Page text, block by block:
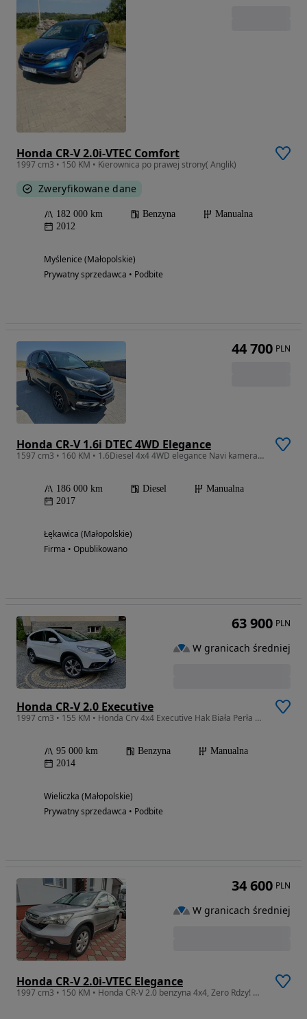
Honda CR-V 2.0i-VTEC Comfort
1997 cm3 • 150 KM • Kierownica po prawej strony( Anglik)
Zweryfikowane dane
182 000 km Benzyna
Manualna
2012
Myślenice (Małopolskie)
Prywatny sprzedawca • Podbite
Honda CR-V 1.6i DTEC 4WD Elegance
1597 cm3 • 160 KM • 1.6Diesel 4x4 4WD elegance Navi kamera grzane fotele
186 000 km Diesel
Manualna
2017
Łękawica (Małopolskie)
Firma • Opublikowano
44 700 PLN
Honda CR-V 2.0 Executive
1997 cm3 • 155 KM • Honda Crv 4x4 Executive Hak Biała Perła 95tys km !
95 000 km Benzyna
Manualna
2014
Wieliczka (Małopolskie)
Prywatny sprzedawca • Podbite
63 900 PLN
W granicach średniej
Honda CR-V 2.0i-VTEC Elegance
1997 cm3 • 150 KM • Honda CR-V 2.0 benzyna 4x4, Zero Rdzy! Włochy!
34 600 PLN
W granicach średniej